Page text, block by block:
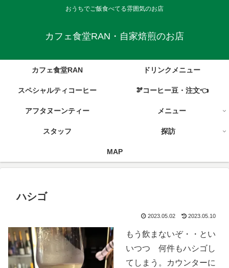
おうちでご飯食べてる雰囲気のお店
カフェ食堂RAN・自家焙煎のお店
カフェ食堂RAN ドリンクメニュー
スペシャルティコーヒー 🫘コーヒー豆・注文👈
アフタヌーンティー メニュー
スタッフ 探訪
MAP
ハシゴ
2023.05.02 2023.05.10
もう飲まないぞ・・とい
いつつ 何件もハシゴし
てしまう。カウンターに